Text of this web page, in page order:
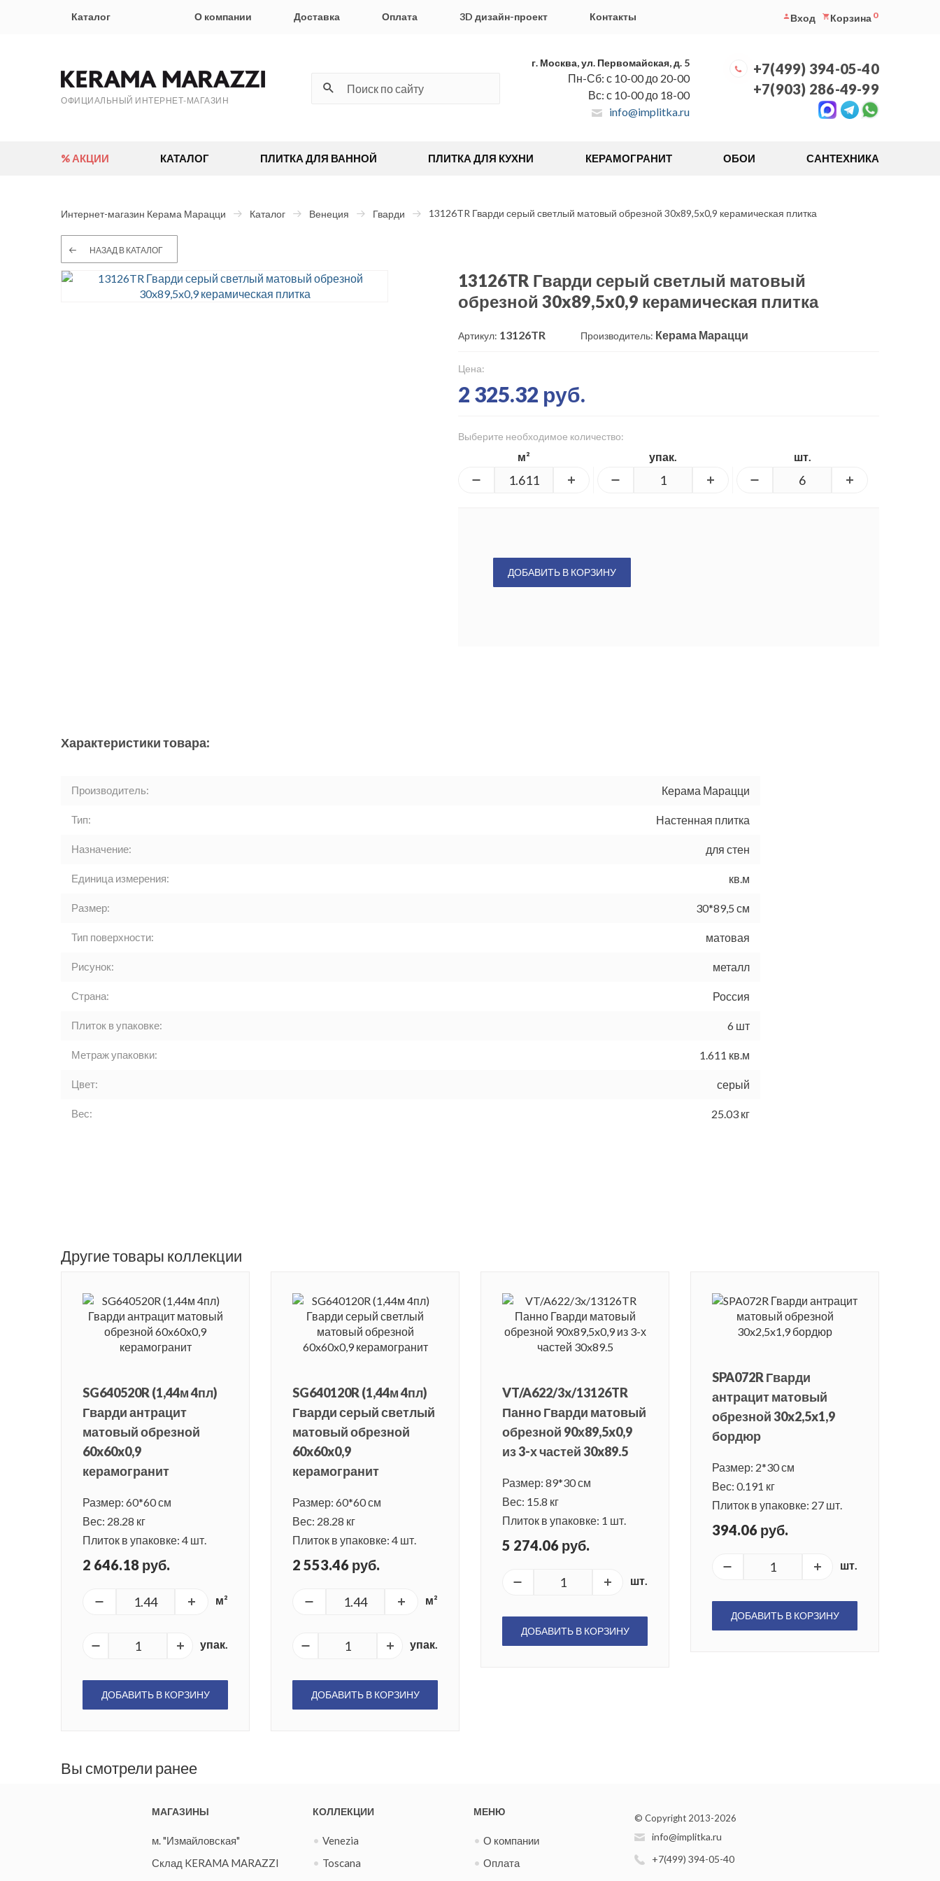
Каталог О компании Доставка Оплата 3D дизайн-проект Контакты Вход Корзина 0
ОФИЦИАЛЬНЫЙ ИНТЕРНЕТ-МАГАЗИН
г. Москва, ул. Первомайская, д. 5
Пн-Сб: с 10-00 до 20-00
Вс: с 10-00 до 18-00
info@implitka.ru
+7(499) 394-05-40
+7(903) 286-49-99
% АКЦИИ КАТАЛОГ ПЛИТКА ДЛЯ ВАННОЙ ПЛИТКА ДЛЯ КУХНИ КЕРАМОГРАНИТ ОБОИ САНТЕХНИКА
Интернет-магазин Керама Марацци Каталог Венеция Гварди 13126TR Гварди серый светлый матовый обрезной 30x89,5x0,9 керамическая плитка
НАЗАД В КАТАЛОГ
13126TR Гварди серый светлый матовый
обрезной 30x89,5x0,9 керамическая плитка
Артикул: 13126TR Производитель: Керама Марацци
Цена:
2 325.32 руб.
Выберите необходимое количество:
м² упак. шт.
ДОБАВИТЬ В КОРЗИНУ
Характеристики товара:
Производитель: Керама Марацци
Тип: Настенная плитка
Назначение: для стен
Единица измерения: кв.м
Размер: 30*89,5 см
Тип поверхности: матовая
Рисунок: металл
Страна: Россия
Плиток в упаковке: 6 шт
Метраж упаковки: 1.611 кв.м
Цвет: серый
Вес: 25.03 кг
Другие товары коллекции
SG640520R (1,44м 4пл)
Гварди антрацит
матовый обрезной
60x60x0,9
керамогранит
Размер: 60*60 см
Вес: 28.28 кг
Плиток в упаковке: 4 шт.
2 646.18 руб.
м²
упак.
ДОБАВИТЬ В КОРЗИНУ
SG640120R (1,44м 4пл)
Гварди серый светлый
матовый обрезной
60x60x0,9
керамогранит
Размер: 60*60 см
Вес: 28.28 кг
Плиток в упаковке: 4 шт.
2 553.46 руб.
м²
упак.
ДОБАВИТЬ В КОРЗИНУ
VT/A622/3x/13126TR
Панно Гварди матовый
обрезной 90х89,5x0,9
из 3-х частей 30x89.5
Размер: 89*30 см
Вес: 15.8 кг
Плиток в упаковке: 1 шт.
5 274.06 руб.
шт.
ДОБАВИТЬ В КОРЗИНУ
SPA072R Гварди
антрацит матовый
обрезной 30x2,5x1,9
бордюр
Размер: 2*30 см
Вес: 0.191 кг
Плиток в упаковке: 27 шт.
394.06 руб.
шт.
ДОБАВИТЬ В КОРЗИНУ
Вы смотрели ранее
МАГАЗИНЫ
м. "Измайловская"
Склад KERAMA MARAZZI
КОЛЛЕКЦИИ
Venezia
Toscana
МЕНЮ
О компании
Оплата
© Copyright 2013-2026
info@implitka.ru
+7(499) 394-05-40